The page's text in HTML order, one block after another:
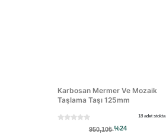
Karbosan Mermer Ve Mozaik
Taşlama Taşı 125mm
18 adet stokta
950,10₺%24